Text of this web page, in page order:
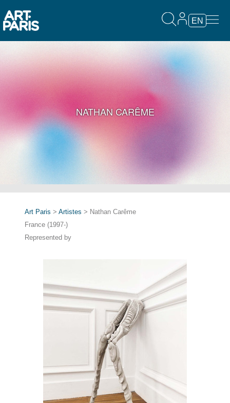
EN
NATHAN CARÊME
Art Paris > Artistes > Nathan Carême
France (1997-)
Represented by